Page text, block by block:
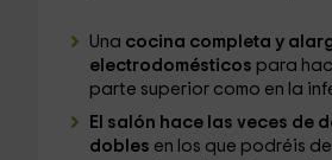
Una cocina completa y
electrodomésticos para
parte superior como en la
El salón hace las veces de
dobles en los que podréis